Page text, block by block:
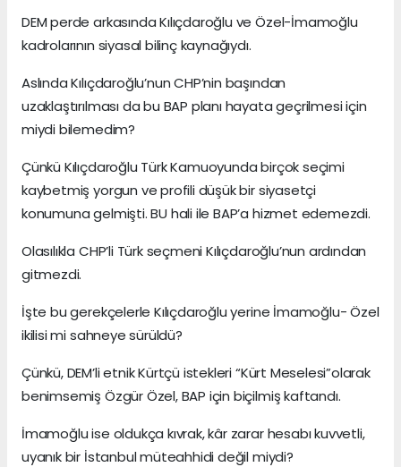
DEM perde arkasında Kılıçdaroğlu ve Özel-İmamoğlu
kadrolarının siyasal bilinç kaynağıydı.
Aslında Kılıçdaroğlu’nun CHP’nin başından
uzaklaştırılması da bu BAP planı hayata geçrilmesi için
miydi bilemedim?
Çünkü Kılıçdaroğlu Türk Kamuoyunda birçok seçimi
kaybetmiş yorgun ve profili düşük bir siyasetçi
konumuna gelmişti. BU hali ile BAP’a hizmet edemezdi.
Olasılıkla CHP’li Türk seçmeni Kılıçdaroğlu’nun ardından
gitmezdi.
İşte bu gerekçelerle Kılıçdaroğlu yerine İmamoğlu- Özel
ikilisi mi sahneye sürüldü?
Çünkü, DEM’li etnik Kürtçü istekleri “Kürt Meselesi”olarak
benimsemiş Özgür Özel, BAP için biçilmiş kaftandı.
İmamoğlu ise oldukça kıvrak, kâr zarar hesabı kuvvetli,
uyanık bir İstanbul müteahhidi değil miydi?